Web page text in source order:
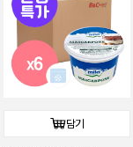
담기